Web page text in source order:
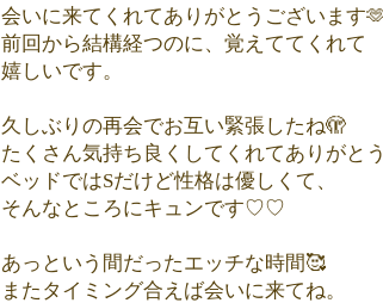
会いに来てくれてありがとうございます
前回から結構経つのに、覚えててくれて
嬉しいです。
久しぶりの再会でお互い緊張したね🫣
たくさん気持ち良くしてくれてありがと
ベッドではSだけど性格は優しくて、
そんなところにキュンです♡♡
あっという間だったエッチな時間🥰
またタイミング合えば会いに来てね。